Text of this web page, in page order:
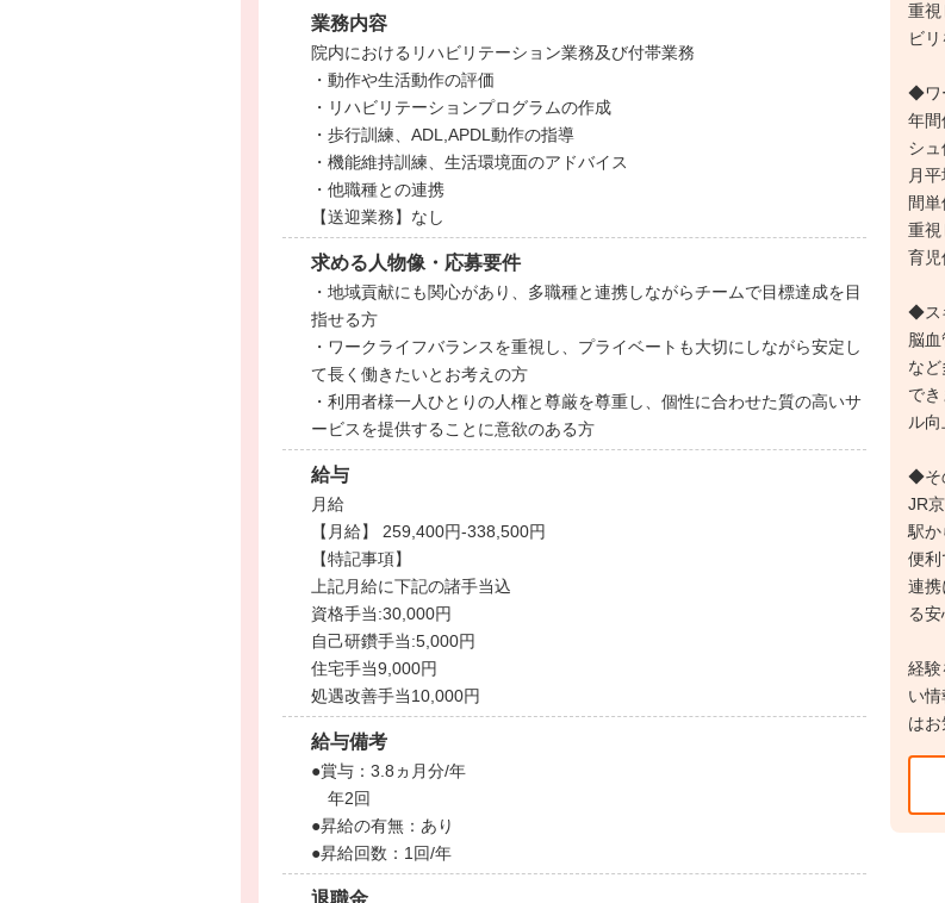
業務内容
院内におけるリハビリテーション業務及び付帯業務
・動作や生活動作の評価
・リハビリテーションプログラムの作成
・歩行訓練、ADL,APDL動作の指導
・機能維持訓練、生活環境面のアドバイス
・他職種との連携
【送迎業務】なし
求める人物像・応募要件
・地域貢献にも関心があり、多職種と連携しながらチームで目標達成を目
指せる方
・ワークライフバランスを重視し、プライベートも大切にしながら安定し
て長く働きたいとお考えの方
・利用者様一人ひとりの人権と尊厳を尊重し、個性に合わせた質の高いサ
ービスを提供することに意欲のある方
給与
月給
【月給】 259,400円-338,500円
【特記事項】
上記月給に下記の諸手当込
資格手当:30,000円
自己研鑽手当:5,000円
住宅手当9,000円
処遇改善手当10,000円
給与備考
●賞与：3.8ヵ月分/年
年2回
●昇給の有無：あり
●昇給回数：1回/年
退職金
重視
ビ
◆ワ
年間
シュ
月
間
重視
育児
◆ス
脳
な
で
ル
◆そ
JR
駅か
便利
連携
る安
経験
い
はお